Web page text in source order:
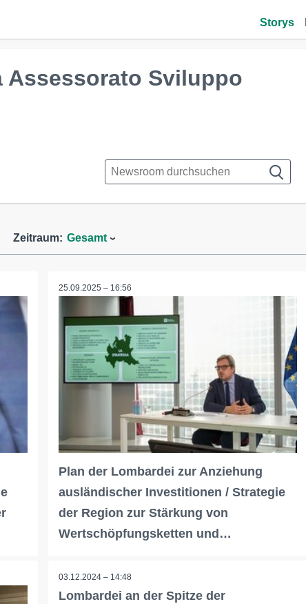
Storys
Assessorato Sviluppo
Zeitraum: Gesamt
25.09.2025 – 16:56
Plan der Lombardei zur Anziehung
ausländischer Investitionen / Strategie
der Region zur Stärkung von
Wertschöpfungsketten und…
03.12.2024 – 14:48
Lombardei an der Spitze der